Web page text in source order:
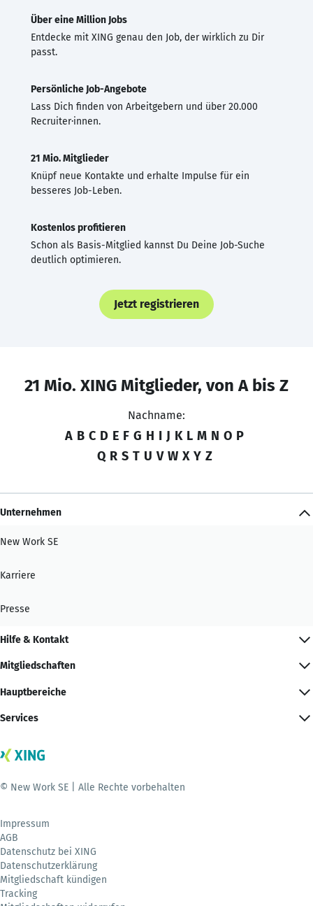
Über eine Million Jobs
Entdecke mit XING genau den Job, der wirklich zu Dir
passt.
Persönliche Job-Angebote
Lass Dich finden von Arbeitgebern und über 20.000
Recruiter·innen.
21 Mio. Mitglieder
Knüpf neue Kontakte und erhalte Impulse für ein
besseres Job-Leben.
Kostenlos profitieren
Schon als Basis-Mitglied kannst Du Deine Job-Suche
deutlich optimieren.
Jetzt registrieren
21 Mio. XING Mitglieder, von A bis Z
Nachname:
A B C D E F G H I J K L M N O P
Q R S T U V W X Y Z
Unternehmen
New Work SE
Karriere
Presse
Hilfe & Kontakt
Mitgliedschaften
Hauptbereiche
Services
© New Work SE | Alle Rechte vorbehalten
Impressum
AGB
Datenschutz bei XING
Datenschutzerklärung
Mitgliedschaft kündigen
Tracking